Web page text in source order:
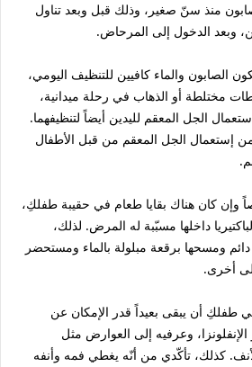
منذ سنّ صغير، وذلك قبل وبعد تناول
وبعد الدخول إلى المرحاض.
الصابون والماء كافيين للتنظيف اليومي،
مختلطة أو الذهاب في رحلة ميدانية،
الجل المعقم لليدين أيضاً لتنظيفهما.
إستعمال الجل المعقم من قبل الأطفال
وإن كان هناك بقايا طعام في حقيبة طفلكِ،
داخلها مسبّبة له المرض. لذلك،
ومسحها برقعة مبلولة بالماء ومستحضر
أخرى.
طفلكِ أن يبقى بعيداً قدر الإمكان عن
الإنفلونزا، وعرفيه إلى العوارض مثل
كذلك، تأكّدي من أنّه يغطي فمه وأنفه